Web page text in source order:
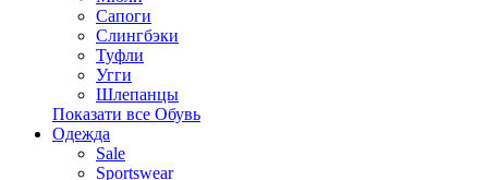
Сапоги
Слингбэки
Туфли
Угги
Шлепанцы
Показати все Обувь
Одежда
Sale
Sportswear